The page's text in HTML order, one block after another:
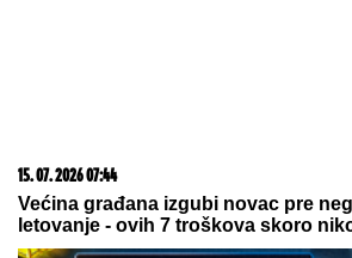
15. 07. 2026 07:44
Većina građana izgubi novac pre
letovanje - ovih 7 troškova skoro